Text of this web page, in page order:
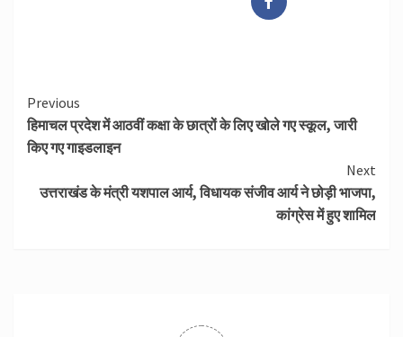
Continue
Reading
Previous
हिमाचल प्रदेश में आठवीं कक्षा के छात्रों के लिए खोले गए स्कूल, जारी
किए गए गाइडलाइन
Next
उत्तराखंड के मंत्री यशपाल आर्य, विधायक संजीव आर्य ने छोड़ी भाजपा,
कांग्रेस में हुए शामिल